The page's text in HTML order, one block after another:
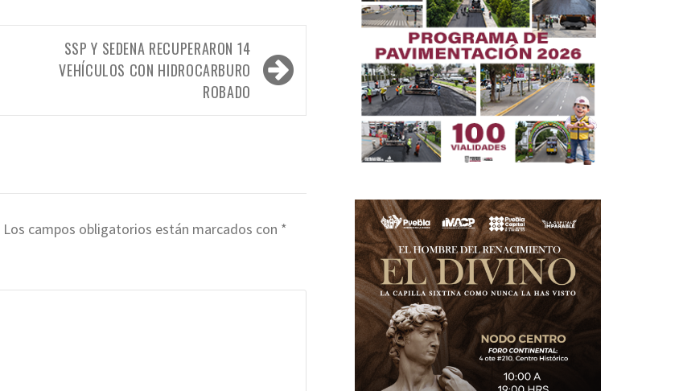
SSP Y SEDENA RECUPERARON 14
VEHÍCULOS CON HIDROCARBURO
ROBADO
Los campos obligatorios están marcados con *